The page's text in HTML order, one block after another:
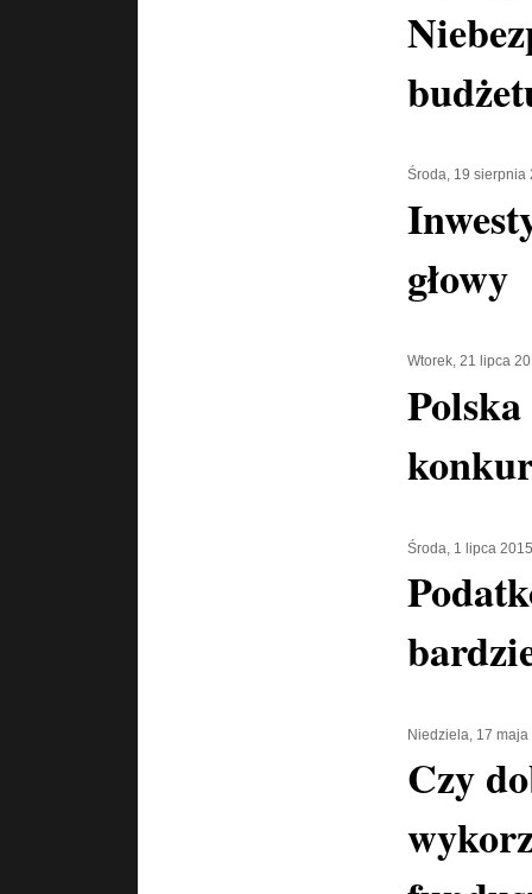
Środa, 19 sierpnia
głowy
Wtorek, 21 lipca
Środa, 1 lipca 2015
Niedziela, 17 maja
Czy